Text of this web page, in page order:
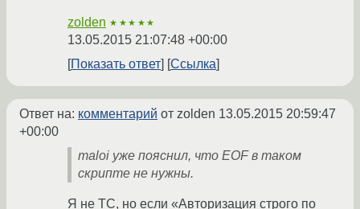
zolden ★★★★★
13.05.2015 21:07:48 +00:00
Показать ответ
Ссылка
Ответ на: комментарий от zolden 13.05.2015 20:59:47
+00:00
maloi уже пояснил, что EOF в таком
скрипте не нужны.
Я не ТС, но если «Авторизация строго по